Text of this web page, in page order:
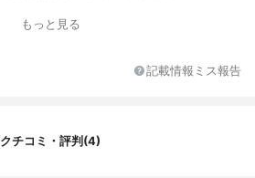
もっと見る
記載情報ミス報告
クチコミ・評判(4)